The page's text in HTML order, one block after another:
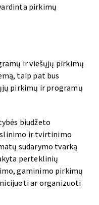
pirkimų
ir viešųjų pirkimų
taip pat bus
pirkimų ir programų
biudžeto
ir tvirtinimo
sudarymo tvarką
perteklinių
gaminimo pirkimų
ar organizuoti